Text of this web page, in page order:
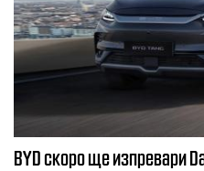
BYD скоро ще изпревари